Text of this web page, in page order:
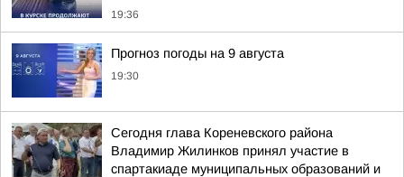
19:36
Прогноз погоды на 9 августа
19:30
Сегодня глава Кореневского района
Владимир Жилинков принял участие в
спартакиаде муниципальных образований и